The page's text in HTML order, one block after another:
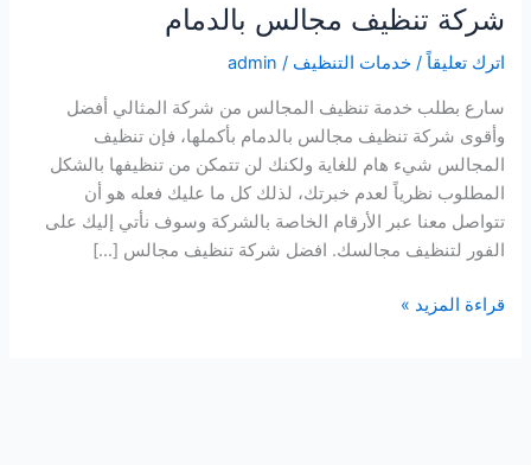
شركة تنظيف مجالس بالدمام
اترك تعليقاً /خدمات التنظيف /
admin
سارع بطلب خدمة تنظيف المجالس من شركة المثالي أفضل
وأقوى شركة تنظيف مجالس بالدمام بأكملها، فإن تنظيف
المجالس شيء هام للغاية ولكنك لن تتمكن من تنظيفها بالشكل
المطلوب نظرياً لعدم خبرتك، لذلك كل ما عليك فعله هو أن
تتواصل معنا عبر الأرقام الخاصة بالشركة وسوف نأتي إليك على
الفور لتنظيف مجالسك. افضل شركة تنظيف مجالس […]
شركة
قراءة المزيد »